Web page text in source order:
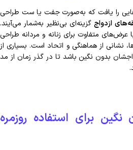
را یافت که به‌صورت جفت یا ست طراحی
ازدواجگزینه‌ای بی‌نظیر به‌شمار می‌آیند.
عرض‌های متفاوت برای زنانه و مردانه طراحی
نشانی از هماهنگی و اتحاد است. بسیاری از
بدون نگین باشد تا در گذر زمان از مد
نگین برای استفاده روزمره